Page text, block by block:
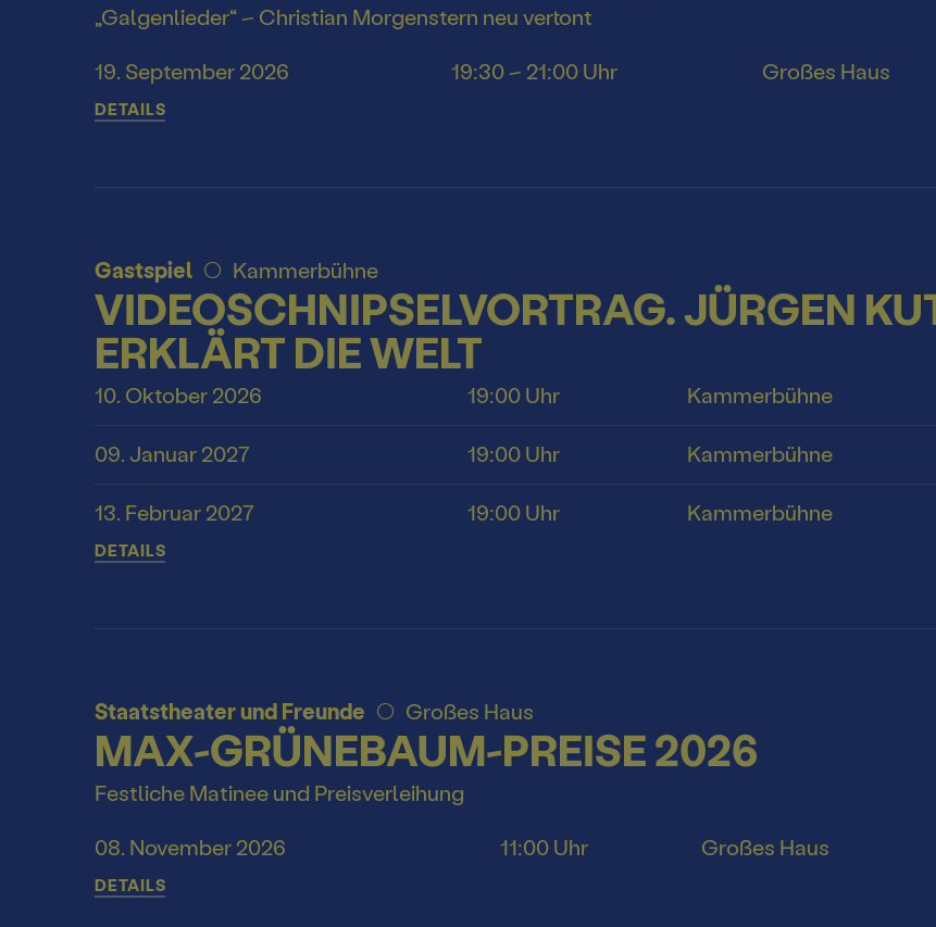
„Galgenlieder“ – Christian Morgenstern neu vertont
19. September 2026 19:30 – 21:00 Uhr Großes Haus
DETAILS
Gastspiel Kammerbühne
VIDEOSCHNIPSELVORTRAG. JÜRGEN
ERKLÄRT DIE WELT
10. Oktober 2026 19:00 Uhr Kammerbühne
09. Januar 2027 19:00 Uhr Kammerbühne
13. Februar 2027 19:00 Uhr Kammerbühne
DETAILS
Staatstheater und Freunde Großes Haus
MAX-GRÜNEBAUM-PREISE 2026
Festliche Matinee und Preisverleihung
08. November 2026 11:00 Uhr Großes Haus
DETAILS